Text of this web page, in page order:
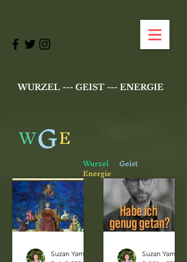
WURZEL --- GEIST --- ENERGIE
WGE
Wurzel Geist
Energie